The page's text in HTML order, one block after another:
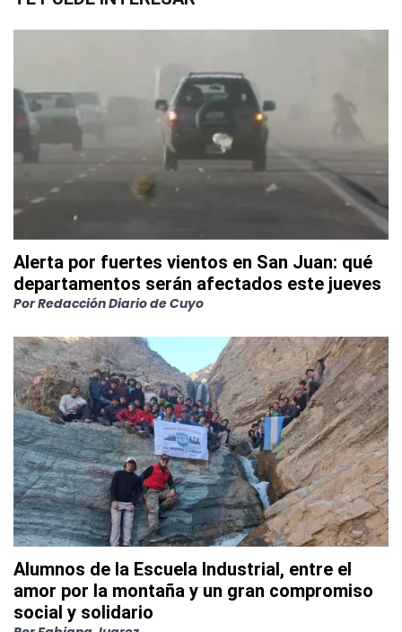
Alerta por fuertes vientos en San Juan: qué
departamentos serán afectados este jueves
PorRedacción Diario de Cuyo
Alumnos de la Escuela Industrial, entre el
amor por la montaña y un gran compromiso
social y solidario